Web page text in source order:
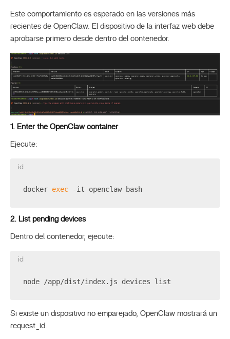
Este comportamiento es esperado en las versiones más
recientes de OpenClaw. El dispositivo de la interfaz web debe
aprobarse primero desde dentro del contenedor.
1. Enter the OpenClaw container
Ejecute:
id
docker exec -it openclaw bash
2. List pending devices
Dentro del contenedor, ejecute:
id
node /app/dist/index.js devices list
Si existe un dispositivo no emparejado, OpenClaw mostrará un
request_id.